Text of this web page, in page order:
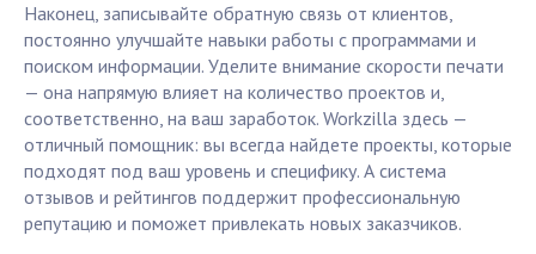
Наконец, записывайте обратную связь от клиентов,
постоянно улучшайте навыки работы с программами и
поиском информации. Уделите внимание скорости печати
— она напрямую влияет на количество проектов и,
соответственно, на ваш заработок. Workzilla здесь —
отличный помощник: вы всегда найдете проекты, которые
подходят под ваш уровень и специфику. А система
отзывов и рейтингов поддержит профессиональную
репутацию и поможет привлекать новых заказчиков.